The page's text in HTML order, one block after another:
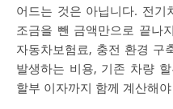
어드는 것은 아닙니다. 전기
조금을 뺀 금액만으로 끝나
자동차보험료, 충전 환경 구
발생하는 비용, 기존 차량
할부 이자까지 함께 계산해